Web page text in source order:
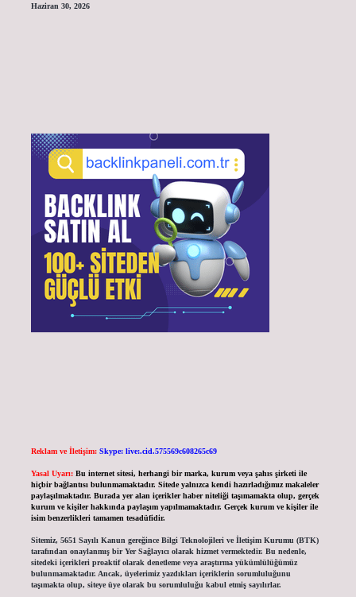
Haziran 30, 2026
Reklam ve İletişim: Skype: live:.cid.575569c608265c69
Yasal Uyarı: Bu internet sitesi, herhangi bir marka, kurum veya şahıs şirketi ile
hiçbir bağlantısı bulunmamaktadır. Sitede yalnızca kendi hazırladığımız makaleler
paylaşılmaktadır. Burada yer alan içerikler haber niteliği taşımamakta olup, gerçek
kurum ve kişiler hakkında paylaşım yapılmamaktadır. Gerçek kurum ve kişiler ile
isim benzerlikleri tamamen tesadüfidir.
Sitemiz, 5651 Sayılı Kanun gereğince Bilgi Teknolojileri ve İletişim Kurumu (BTK)
tarafından onaylanmış bir Yer Sağlayıcı olarak hizmet vermektedir. Bu nedenle,
sitedeki içerikleri proaktif olarak denetleme veya araştırma yükümlülüğümüz
bulunmamaktadır. Ancak, üyelerimiz yazdıkları içeriklerin sorumluluğunu
taşımakta olup, siteye üye olarak bu sorumluluğu kabul etmiş sayılırlar.